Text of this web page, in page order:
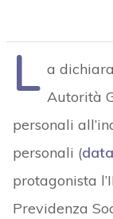
L a
Autorità
personali
personali (
protagonista
Previdenza